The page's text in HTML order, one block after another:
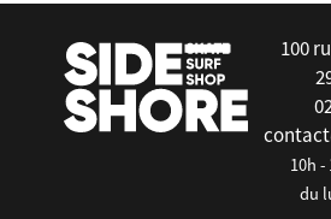
100
10h -
du